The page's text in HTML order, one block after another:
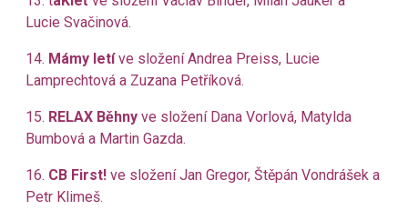
Lucie Svačinová.
14. Mámy letíve složení Andrea Preiss, Lucie
Lamprechtová a Zuzana Petříková.
15. RELAX Běhny ve složení Dana Vorlová, Matylda
Bumbová a Martin Gazda.
16. CB First! ve složení Jan Gregor, Štěpán Vondrášek a
Petr Klimeš.